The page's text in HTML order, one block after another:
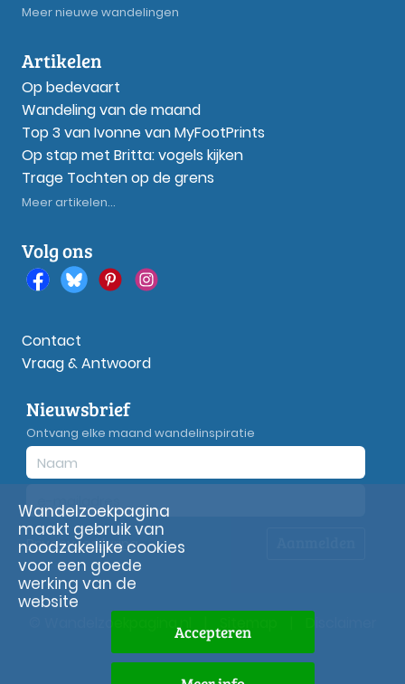
Meer nieuwe wandelingen
Artikelen
Op bedevaart
Wandeling van de maand
Top 3 van Ivonne van MyFootPrints
Op stap met Britta: vogels kijken
Trage Tochten op de grens
Meer artikelen...
Volg ons
Contact
Vraag & Antwoord
Nieuwsbrief
Ontvang elke maand wandelinspiratie
Privacyverklaring
© Wandelzoekpagina.nl
Wandelzoekpagina
maakt gebruik van
noodzakelijke cookies
voor een goede
werking van de
website
Accepteren